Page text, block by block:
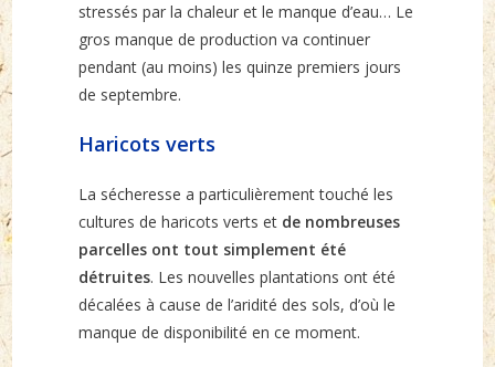
stressés par la chaleur et le manque d’eau… Le
gros manque de production va continuer
pendant (au moins) les quinze premiers jours
de septembre.
Haricots verts
La sécheresse a particulièrement touché les
cultures de haricots verts et de nombreuses
parcelles ont tout simplement été
détruites. Les nouvelles plantations ont été
décalées à cause de l’aridité des sols, d’où le
manque de disponibilité en ce moment.